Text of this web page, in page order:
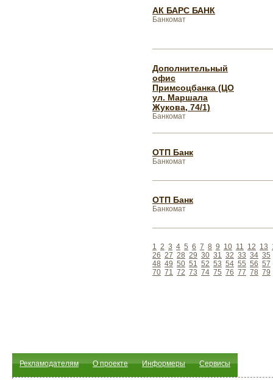
АК БАРС БАНК
Банкомат
Дополнительный
офис
Примсоцбанка (ЦО
ул. Маршала
Жукова, 74/1)
Банкомат
ОТП Банк
Банкомат
ОТП Банк
Банкомат
1 2 3 4 5 6 7 8 9 10 11 12 13
26 27 28 29 30 31 32 33 34 35
48 49 50 51 52 53 54 55 56 57
70 71 72 73 74 75 76 77 78 79
Рекламодателям О проекте Информеры Сервисы